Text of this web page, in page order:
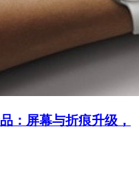
：屏幕与折痕升级，